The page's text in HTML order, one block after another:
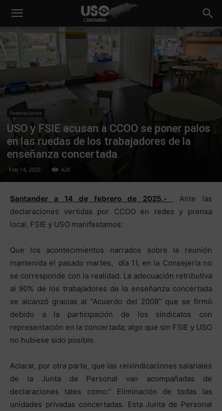
Federaciones
USO y FSIE acusan a CCOO se poner palos
en las ruedas de los trabajadores de la
enseñanza concertada
Feb 14, 2025 428
Santander a 14 de febrero de 2025.-
Ante las
declaraciones vertidas por CCOO en redes y prensa
local, FSIE y USO manifestamos:
Que los acontecimientos narrados sobre la reunión
mantenida el pasado martes, día 11, en la Consejería no
se corresponde con la realidad. La adecuación retributiva
al 90% de los trabajadores de la enseñanza concertada
se alcanzó gracias al “Acuerdo del 2008” que se firmó
debido a la participación de los sindicatos con
representación en la concertada; algo que sin FSIE y USO
no hubiese sido posible.
Aclarar, por otra parte, que las reivindicaciones salariales
de la Junta de Personal van acompañadas de
declaraciones tales como:” Eliminación de todas las
unidades privadas concertadas. Esta Junta de Personal